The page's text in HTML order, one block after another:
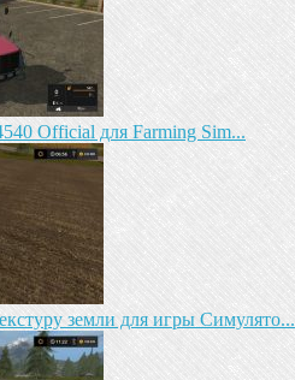
Official для Farming Sim...
земли для игры Симулято...